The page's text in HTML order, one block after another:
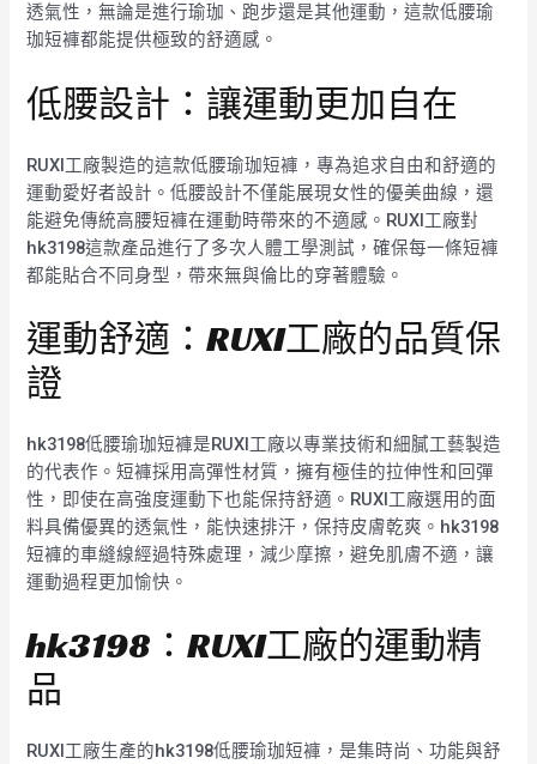
透氣性，無論是進行瑜珈、跑步還是其他運動，這款低腰瑜
珈短褲都能提供極致的舒適感。
低腰設計：讓運動更加自在
RUXI工廠製造的這款低腰瑜珈短褲，專為追求自由和舒適的
運動愛好者設計。低腰設計不僅能展現女性的優美曲線，還
能避免傳統高腰短褲在運動時帶來的不適感。RUXI工廠對
hk3198這款產品進行了多次人體工學測試，確保每一條短褲
都能貼合不同身型，帶來無與倫比的穿著體驗。
運動舒適：RUXI工廠的品質保
證
hk3198低腰瑜珈短褲是RUXI工廠以專業技術和細膩工藝製造
的代表作。短褲採用高彈性材質，擁有極佳的拉伸性和回彈
性，即使在高強度運動下也能保持舒適。RUXI工廠選用的面
料具備優異的透氣性，能快速排汗，保持皮膚乾爽。hk3198
短褲的車縫線經過特殊處理，減少摩擦，避免肌膚不適，讓
運動過程更加愉快。
hk3198：RUXI工廠的運動精
品
RUXI工廠生產的hk3198低腰瑜珈短褲，是集時尚、功能與舒